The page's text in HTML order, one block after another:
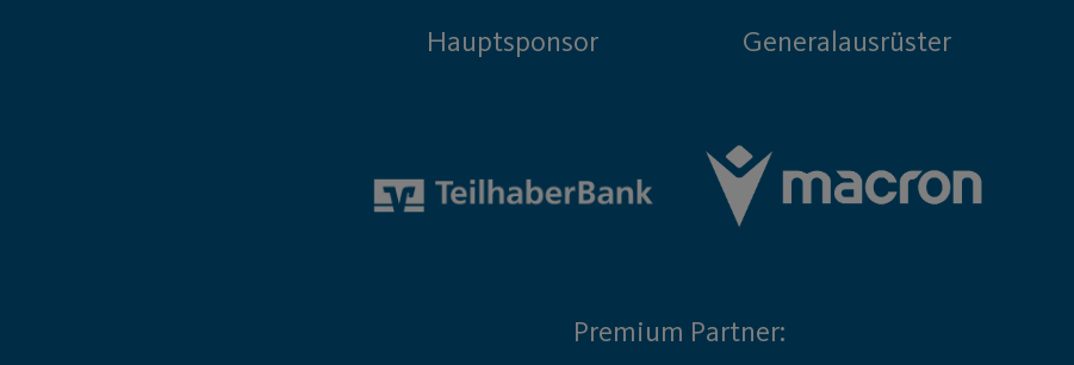
Hauptsponsor Generalausrüster
Premium Partner: